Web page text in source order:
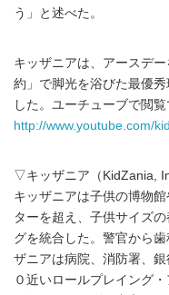
う」と述べた。
キッザニアは、アースデ
約」で脚光を浴びた最優
した。ユーチューブで閲覧
http://www.youtube.com/
▽キッザニア（KidZania,
キッザニアは子供の博物
ターを超え、子供サイズ
グを統合した。警官から
ザニアは病院、消防署、
０近いロールプレイング